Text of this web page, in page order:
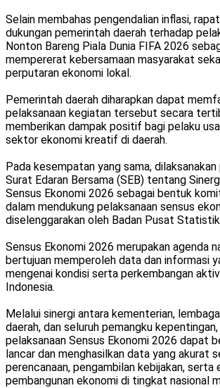
Selain membahas pengendalian inflasi,
dukungan pemerintah daerah terhadap
Nonton Bareng Piala Dunia FIFA 2026
mempererat kebersamaan masyarakat
perputaran ekonomi lokal.
Pemerintah daerah diharapkan dapat
pelaksanaan kegiatan tersebut secara
memberikan dampak positif bagi pelaku
sektor ekonomi kreatif di daerah.
Pada kesempatan yang sama,
Surat Edaran Bersama (SEB) tentang
Sensus Ekonomi 2026 sebagai bentuk
dalam mendukung pelaksanaan sensus
diselenggarakan oleh Badan Pusat
Sensus Ekonomi 2026 merupakan agenda
bertujuan memperoleh data dan informasi
mengenai kondisi serta perkembangan
Indonesia.
Melalui sinergi antara kementerian,
daerah, dan seluruh pemangku
pelaksanaan Sensus Ekonomi 2026 dapat
lancar dan menghasilkan data yang akurat
perencanaan, pengambilan kebijakan, serta
pembangunan ekonomi di tingkat nasional